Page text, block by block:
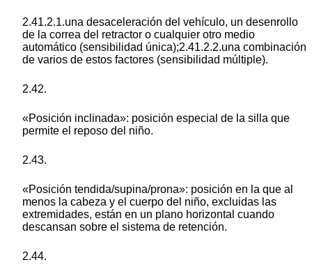
2.41.2.1.una desaceleración del vehículo, un desenrollo
de la correa del retractor o cualquier otro medio
automático (sensibilidad única);2.41.2.2.una combinación
de varios de estos factores (sensibilidad múltiple).
2.42.
«Posición inclinada»: posición especial de la silla que
permite el reposo del niño.
2.43.
«Posición tendida/supina/prona»: posición en la que al
menos la cabeza y el cuerpo del niño, excluidas las
extremidades, están en un plano horizontal cuando
descansan sobre el sistema de retención.
2.44.